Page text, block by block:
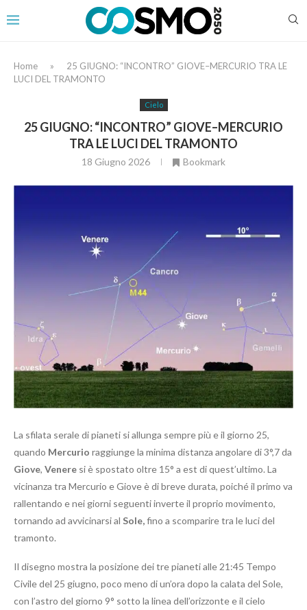
Home »
25 GIUGNO: “INCONTRO” GIOVE–MERCURIO TRA LE
LUCI DEL TRAMONTO
Cielo
25 GIUGNO: “INCONTRO” GIOVE–MERCURIO
TRA LE LUCI DEL TRAMONTO
18 Giugno 2026 Bookmark
La sfilata serale di pianeti si allunga sempre più e il giorno 25,
quando Mercurio raggiunge la minima distanza angolare di 3°,7 da
Giove, Venere si è spostato oltre 15° a est di quest’ultimo. La
vicinanza tra Mercurio e Giove è di breve durata, poiché il primo va
rallentando e nei giorni seguenti inverte il proprio movimento,
tornando ad avvicinarsi al Sole,fino a scomparire tra le luci del
tramonto.
Il disegno mostra la posizione dei tre pianeti alle 21:45 Tempo
Civile del 25 giugno, poco meno di un’ora dopo la calata del Sole,
con l’astro del giorno 9° sotto la linea dell’orizzonte e il cielo